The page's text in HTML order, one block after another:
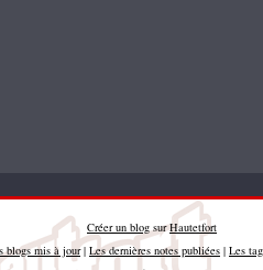
Créer un blog surHautetfort
blogs mis à jour| Les dernières notes publiées | Les